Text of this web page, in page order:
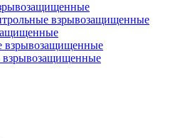
взрывозащищенные
взрывозащищенные
взрывозащищенные